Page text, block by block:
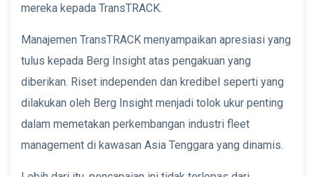
mereka kepada TransTRACK.
Manajemen TransTRACK menyampaikan apresiasi yang
tulus kepada Berg Insight atas pengakuan yang
diberikan. Riset independen dan kredibel seperti yang
dilakukan oleh Berg Insight menjadi tolok ukur penting
dalam memetakan perkembangan industri fleet
management di kawasan Asia Tenggara yang dinamis.